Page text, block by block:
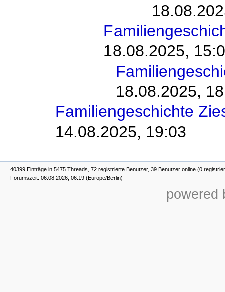
18.08.2025,
18.08.2025,
Familiengeschichte
14.08.2025, 19:03
40399 Einträge in 5475 Threads, 72 registrierte Benutzer, 39 Benutzer online (0
Forumszeit: 06.08.2026, 06:19 (Europe/Berlin)
powered